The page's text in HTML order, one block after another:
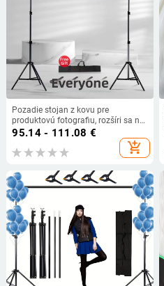
Pozadie stojan z kovu pre
produktovú fotografiu, rozšíri sa na
210×300 cm, hmotnosť 2,5 kg.
95.14 - 111.08 €
add_shopping_cart